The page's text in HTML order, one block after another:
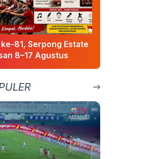
ke-81, Serpong Estate
8–17 Agustus